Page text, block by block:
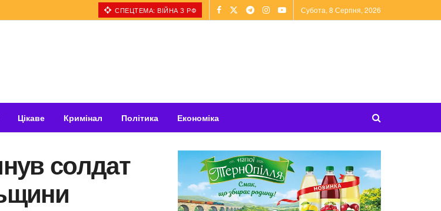
СПЕЦТЕМА: ВІЙНА З РФ Субота, 8 Серпня, 2026
Цікаве Кримінал Політика Економіка
солдат